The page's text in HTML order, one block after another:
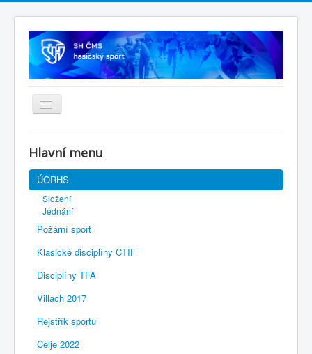
SH ČMS
Hlavní menu
ÚORHS
Složení
Jednání
Požární sport
Klasické disciplíny CTIF
Disciplíny TFA
Villach 2017
Rejstřík sportu
Celje 2022